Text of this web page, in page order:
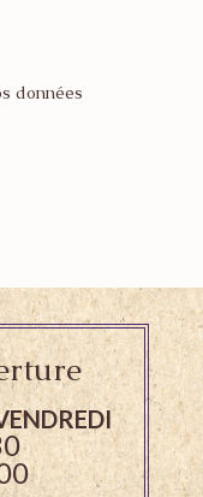
données